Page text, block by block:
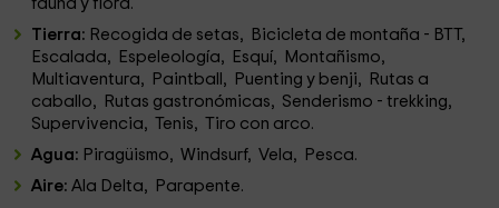
fauna y flora.
Tierra: Recogida de setas, Bicicleta de montaña - BTT,
Escalada, Espeleología, Esquí, Montañismo,
Multiaventura, Paintball, Puenting y benji, Rutas a
caballo, Rutas gastronómicas, Senderismo - trekking,
Supervivencia, Tenis, Tiro con arco.
Agua: Piragüismo, Windsurf, Vela, Pesca.
Aire:Ala Delta, Parapente.